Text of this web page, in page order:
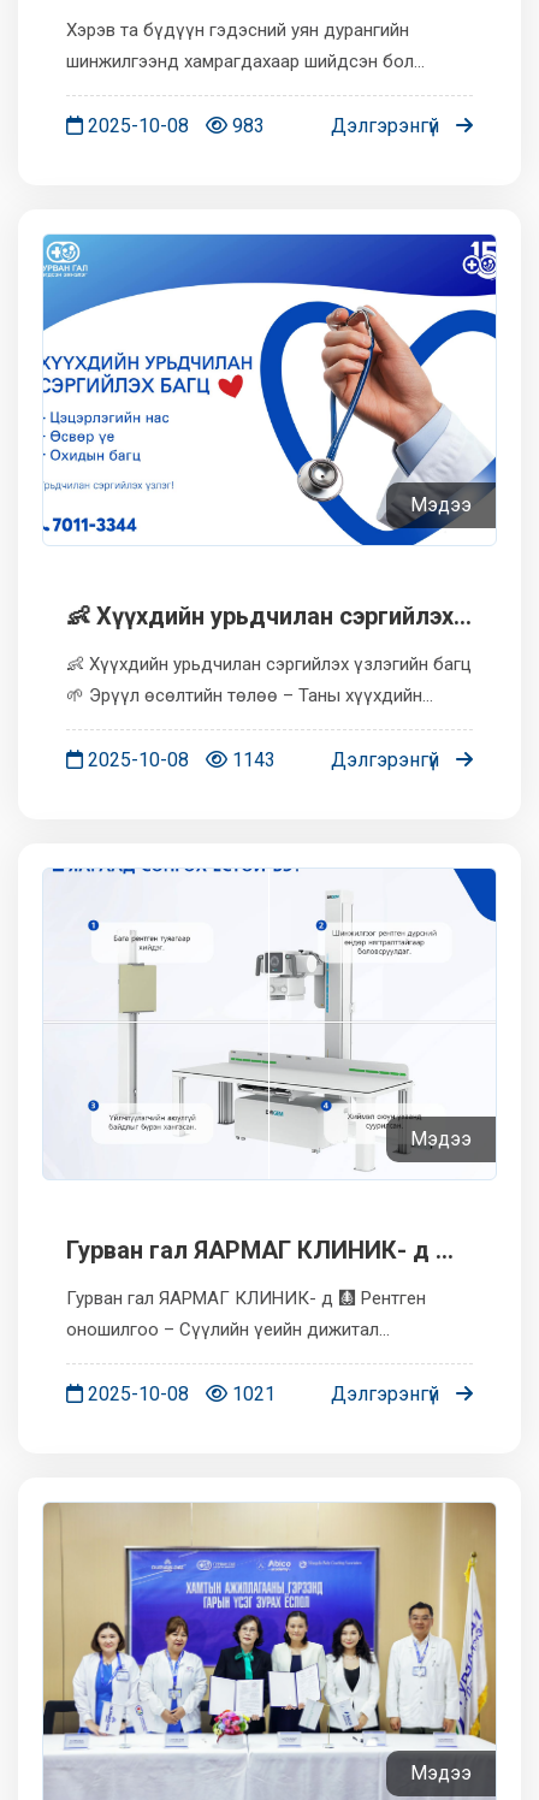
шаардлагатай шинжүүд.
Хэрэв та бүдүүн гэдэсний уян дурангийн
шинжилгээнд хамрагдахаар шийдсэн бол
дараах зөвлөгөөг уншиж, бэлтгэлээ хангаарай.
🏥Манай дурангийн төв өдөр бүр үйлчилгээ
2025-10-08 983 Дэлгэрэнгүй
Мэдээ
👶 Хүүхдийн урьдчилан сэргийлэх
👶 Хүүхдийн урьдчилан сэргийлэх үзлэгийн багц
🌱 Эрүүл өсөлтийн төлөө – Таны хүүхдийн
ирээдүйд хөрөнгө оруулалт ✨ Багцын давуу тал
✅ Хүүхдийн өсөлт, хөгжилд тогтмол хяналт
2025-10-08 1143 Дэлгэрэнгүй
Мэдээ
Гурван гал ЯАРМАГ КЛИНИК- д 🩻
Гурван гал ЯАРМАГ КЛИНИК- д 🩻 Рентген
оношилгоо – Сүүлийн үеийн дижитал
аппаратаар •⚕️ Нарийвчилсан өндөр
нягтаршилтай дүрслэл •✅ Найдвартай – Олон
2025-10-08 1021 Дэлгэрэнгүй
Мэдээ